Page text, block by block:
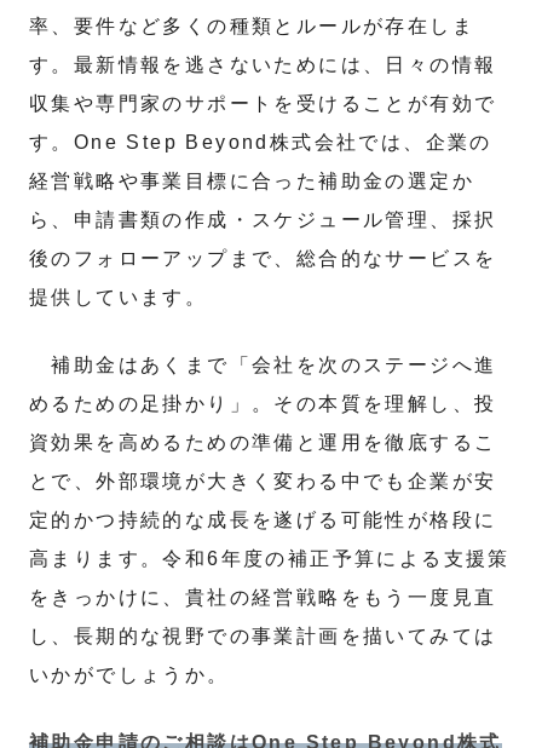
率、要件など多くの種類とルールが存在しま
す。最新情報を逃さないためには、日々の情報
収集や専門家のサポートを受けることが有効で
す。One Step Beyond株式会社では、企業の
経営戦略や事業目標に合った補助金の選定か
ら、申請書類の作成・スケジュール管理、採択
後のフォローアップまで、総合的なサービスを
提供しています。
補助金はあくまで「会社を次のステージへ進
めるための足掛かり」。その本質を理解し、投
資効果を高めるための準備と運用を徹底するこ
とで、外部環境が大きく変わる中でも企業が安
定的かつ持続的な成長を遂げる可能性が格段に
高まります。令和6年度の補正予算による支援策
をきっかけに、貴社の経営戦略をもう一度見直
し、長期的な視野での事業計画を描いてみては
いかがでしょうか。
補助金申請のご相談はOne Step Beyond株式